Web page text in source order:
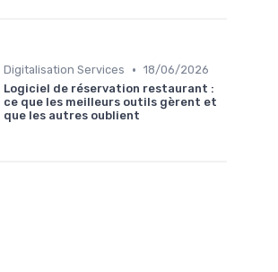
Digitalisation Services • 18/06/2026
Logiciel de réservation restaurant :
ce que les meilleurs outils gèrent et
que les autres oublient